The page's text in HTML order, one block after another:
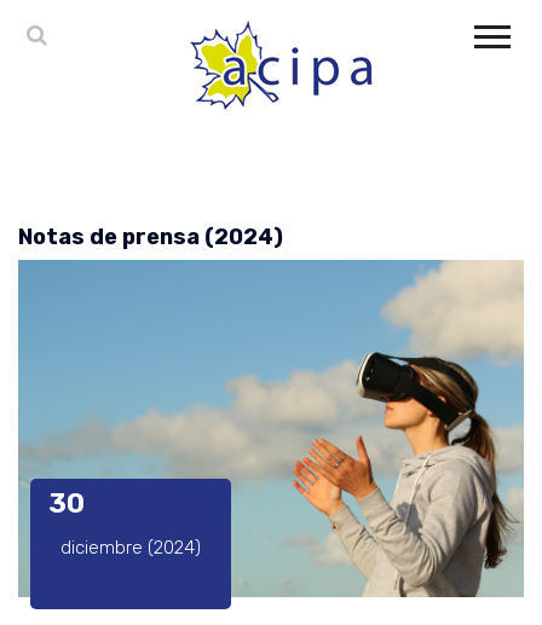
Notas de prensa (2024)
30
diciembre (2024)